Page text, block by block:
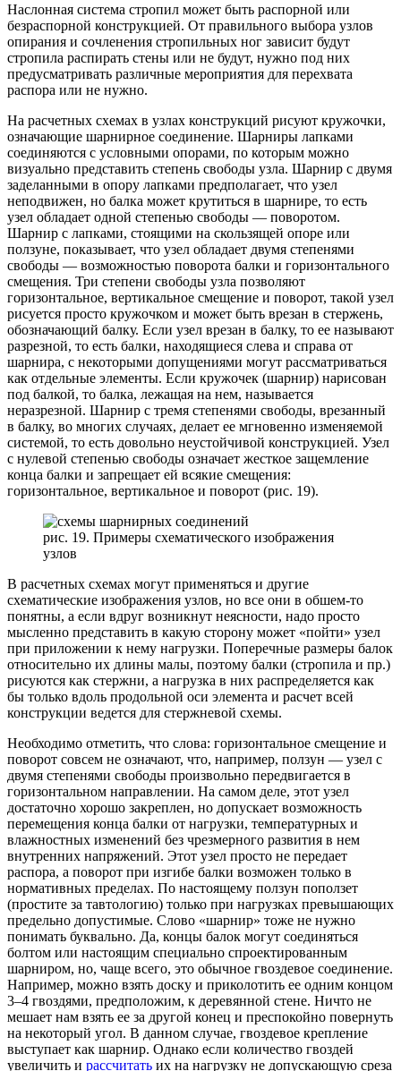
Наслонная система стропил может быть распорной или
безраспорной конструкцией. От правильного выбора узлов
опирания и сочленения стропильных ног зависит будут
стропила распирать стены или не будут, нужно под них
предусматривать различные мероприятия для перехвата
распора или не нужно.
На расчетных схемах в узлах конструкций рисуют кружочки,
означающие шарнирное соединение. Шарниры лапками
соединяются с условными опорами, по которым можно
визуально представить степень свободы узла. Шарнир с двумя
заделанными в опору лапками предполагает, что узел
неподвижен, но балка может крутиться в шарнире, то есть
узел обладает одной степенью свободы — поворотом.
Шарнир с лапками, стоящими на скользящей опоре или
ползуне, показывает, что узел обладает двумя степенями
свободы — возможностью поворота балки и горизонтального
смещения. Три степени свободы узла позволяют
горизонтальное, вертикальное смещение и поворот, такой узел
рисуется просто кружочком и может быть врезан в стержень,
обозначающий балку. Если узел врезан в балку, то ее называют
разрезной, то есть балки, находящиеся слева и справа от
шарнира, с некоторыми допущениями могут рассматриваться
как отдельные элементы. Если кружочек (шарнир) нарисован
под балкой, то балка, лежащая на нем, называется
неразрезной. Шарнир с тремя степенями свободы, врезанный
в балку, во многих случаях, делает ее мгновенно изменяемой
системой, то есть довольно неустойчивой конструкцией. Узел
с нулевой степенью свободы означает жесткое защемление
конца балки и запрещает ей всякие смещения:
горизонтальное, вертикальное и поворот (рис. 19).
рис. 19. Примеры схематического изображения
узлов
В расчетных схемах могут применяться и другие
схематические изображения узлов, но все они в обшем-то
понятны, а если вдруг возникнут неясности, надо просто
мысленно представить в какую сторону может «пойти» узел
при приложении к нему нагрузки. Поперечные размеры балок
относительно их длины малы, поэтому балки (стропила и пр.)
рисуются как стержни, а нагрузка в них распределяется как
бы только вдоль продольной оси элемента и расчет всей
конструкции ведется для стержневой схемы.
Необходимо отметить, что слова: горизонтальное смещение и
поворот совсем не означают, что, например, ползун — узел с
двумя степенями свободы произвольно передвигается в
горизонтальном направлении. На самом деле, этот узел
достаточно хорошо закреплен, но допускает возможность
перемещения конца балки от нагрузки, температурных и
влажностных изменений без чрезмерного развития в нем
внутренних напряжений. Этот узел просто не передает
распора, а поворот при изгибе балки возможен только в
нормативных пределах. По настоящему ползун поползет
(простите за тавтологию) только при нагрузках превышающих
предельно допустимые. Слово «шарнир» тоже не нужно
понимать буквально. Да, концы балок могут соединяться
болтом или настоящим специально спроектированным
шарниром, но, чаще всего, это обычное гвоздевое соединение.
Например, можно взять доску и приколотить ее одним концом
3–4 гвоздями, предположим, к деревянной стене. Ничто не
мешает нам взять ее за другой конец и преспокойно повернуть
на некоторый угол. В данном случае, гвоздевое крепление
выступает как шарнир. Однако если количество гвоздей
увеличить и рассчитать их на нагрузку не допускающую среза